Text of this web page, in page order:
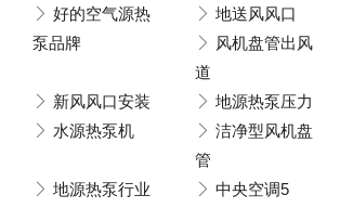
好的空气源热
泵品牌
地送风风口
风机盘管出风
道
新风风口安装
地源热泵压力
水源热泵机
洁净型风机盘
管
地源热泵行业
中央空调5